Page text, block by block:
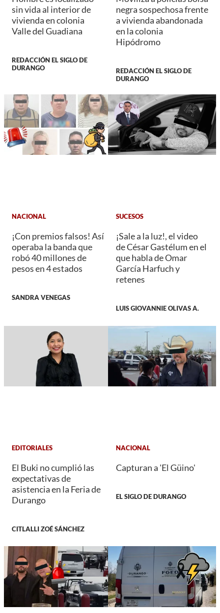
sin vida al interior de
vivienda en colonia
Valle del Guadiana
REDACCIÓN EL SIGLO DE
DURANGO
negra sospechosa frente
a vivienda abandonada
en la colonia
Hipódromo
REDACCIÓN EL SIGLO DE
DURANGO
NACIONAL
¡Con premios falsos! Así
operaba la banda que
robó 40 millones de
pesos en 4 estados
SANDRA VENEGAS
SUCESOS
¡Sale a la luz!, el video
de César Gastélum en el
que habla de Omar
García Harfuch y
retenes
LUIS GIOVANNIE OLIVAS A.
EDITORIALES
El Buki no cumplió las
expectativas de
asistencia en la Feria de
Durango
CITLALLI ZOÉ SÁNCHEZ
NACIONAL
Capturan a 'El Güino'
EL SIGLO DE DURANGO